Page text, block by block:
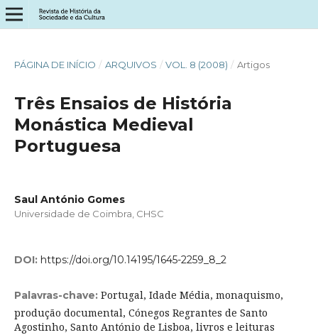
PÁGINA DE INÍCIO / ARQUIVOS / VOL. 8 (2008) / Artigos
Três Ensaios de História
Monástica Medieval
Portuguesa
Saul António Gomes
Universidade de Coimbra, CHSC
DOI: https://doi.org/10.14195/1645-2259_8_2
Palavras-chave: Portugal, Idade Média, monaquismo,
produção documental, Cónegos Regrantes de Santo
Agostinho, Santo António de Lisboa, livros e leituras